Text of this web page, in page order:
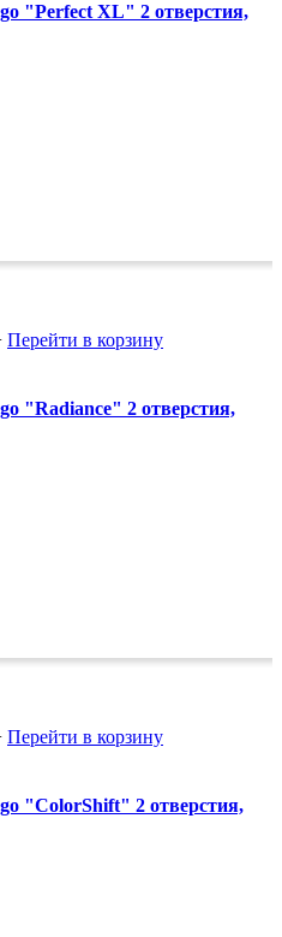
"Perfect XL" 2 отверстия,
Перейти в корзину
"Radiance" 2 отверстия,
Перейти в корзину
"ColorShift" 2 отверстия,